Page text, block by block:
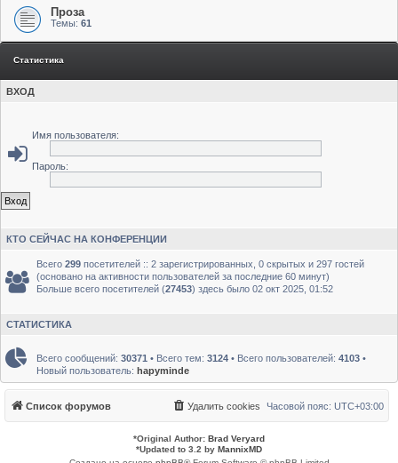
Проза
Темы: 61
Статистика
ВХОД
Имя пользователя:
Пароль:
КТО СЕЙЧАС НА КОНФЕРЕНЦИИ
Всего 299 посетителей :: 2 зарегистрированных, 0 скрытых и 297 гостей
(основано на активности пользователей за последние 60 минут)
Больше всего посетителей (27453) здесь было 02 окт 2025, 01:52
СТАТИСТИКА
Всего сообщений: 30371 • Всего тем: 3124 • Всего пользователей: 4103 •
Новый пользователь: hapyminde
Список форумов Часовой пояс: UTC+03:00
Удалить cookies
*Original Author: Brad Veryard
*Updated to 3.2 by MannixMD